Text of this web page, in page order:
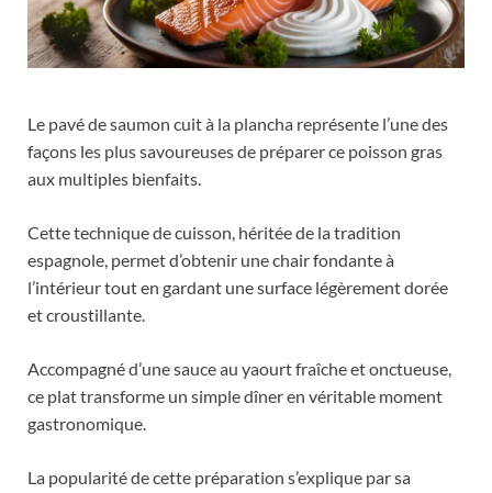
Le pavé de saumon cuit à la plancha représente l’une des
façons les plus savoureuses de préparer ce poisson gras
aux multiples bienfaits.
Cette technique de cuisson, héritée de la tradition
espagnole, permet d’obtenir une chair fondante à
l’intérieur tout en gardant une surface légèrement dorée
et croustillante.
Accompagné d’une sauce au yaourt fraîche et onctueuse,
ce plat transforme un simple dîner en véritable moment
gastronomique.
La popularité de cette préparation s’explique par sa